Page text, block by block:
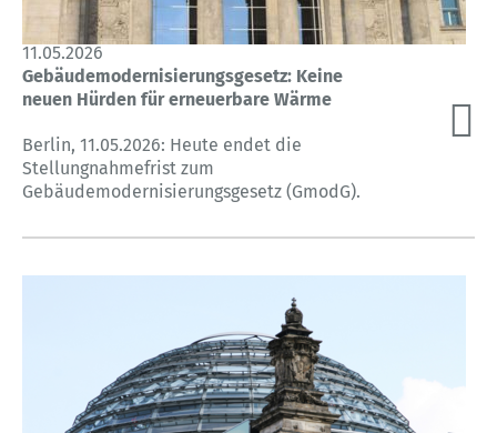
11.05.2026
Gebäudemodernisierungsgesetz: Keine
neuen Hürden für erneuerbare Wärme
Berlin, 11.05.2026: Heute endet die
Stellungnahmefrist zum
Gebäudemodernisierungsgesetz (GmodG).